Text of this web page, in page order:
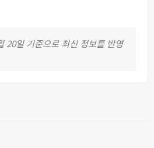
20일 기준으로 최신 정보를 반영